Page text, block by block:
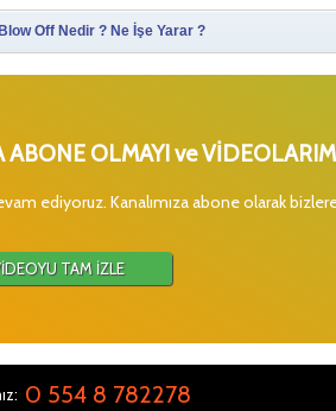
Off Nedir ? Ne İşe Yarar ?
OLMAYI ve
ediyoruz. Kanalımıza abone olarak
TAM İZLE
0 554 8 782278